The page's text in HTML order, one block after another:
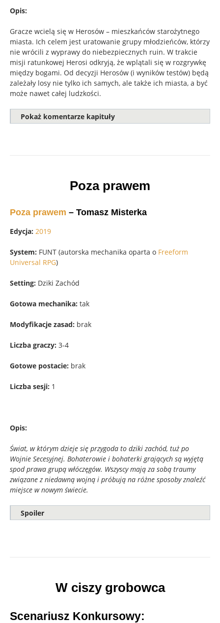
Opis:
Gracze wcielą się w Herosów – mieszkańców starożytnego
miasta. Ich celem jest uratowanie grupy młodzieńców, którzy
nie wrócili z wyprawy do niebezpiecznych ruin. W trakcie
misji ratunkowej Herosi odkryją, że wplątali się w rozgrywkę
między bogami. Od decyzji Herosów (i wyników testów) będą
zależały losy nie tylko ich samych, ale także ich miasta, a być
może nawet całej ludzkości.
Pokaż komentarze kapituły
Poza prawem
Poza prawem – Tomasz Misterka
Edycja: 2019
System: FUNT (autorska mechanika oparta o Freeform
Universal RPG)
Setting: Dziki Zachód
Gotowa mechanika: tak
Modyfikacje zasad: brak
Liczba graczy: 3-4
Gotowe postacie: brak
Liczba sesji: 1
Opis:
Świat, w którym dzieje się przygoda to dziki zachód, tuż po
Wojnie Secesyjnej. Bohaterowie i bohaterki grających są wyjętą
spod prawa grupą włóczęgów. Wszyscy mają za sobą traumy
związane z niedawną wojną i próbują na różne sposoby znaleźć
miejsce w nowym świecie.
Spoiler
W ciszy grobowca
Scenariusz Konkursowy: